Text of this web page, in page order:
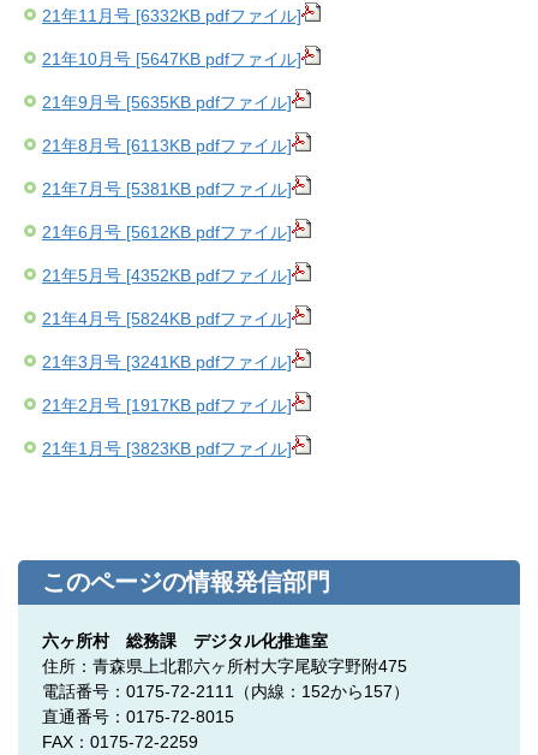
21年11月号 [6332KB pdfファイル]
21年10月号 [5647KB pdfファイル]
21年9月号 [5635KB pdfファイル]
21年8月号 [6113KB pdfファイル]
21年7月号 [5381KB pdfファイル]
21年6月号 [5612KB pdfファイル]
21年5月号 [4352KB pdfファイル]
21年4月号 [5824KB pdfファイル]
21年3月号 [3241KB pdfファイル]
21年2月号 [1917KB pdfファイル]
21年1月号 [3823KB pdfファイル]
このページの情報発信部門
六ヶ所村 総務課 デジタル化推進室
住所：青森県上北郡六ヶ所村大字尾駮字野附475
電話番号：0175-72-2111（内線：152から157）
直通番号：0175-72-8015
FAX：0175-72-2259